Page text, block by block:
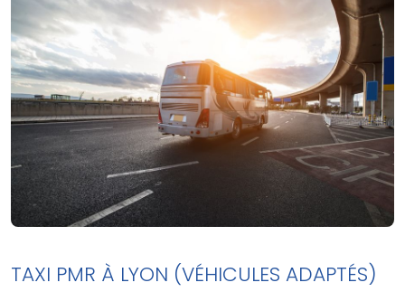
TAXI PMR À LYON (VÉHICULES ADAPTÉS)